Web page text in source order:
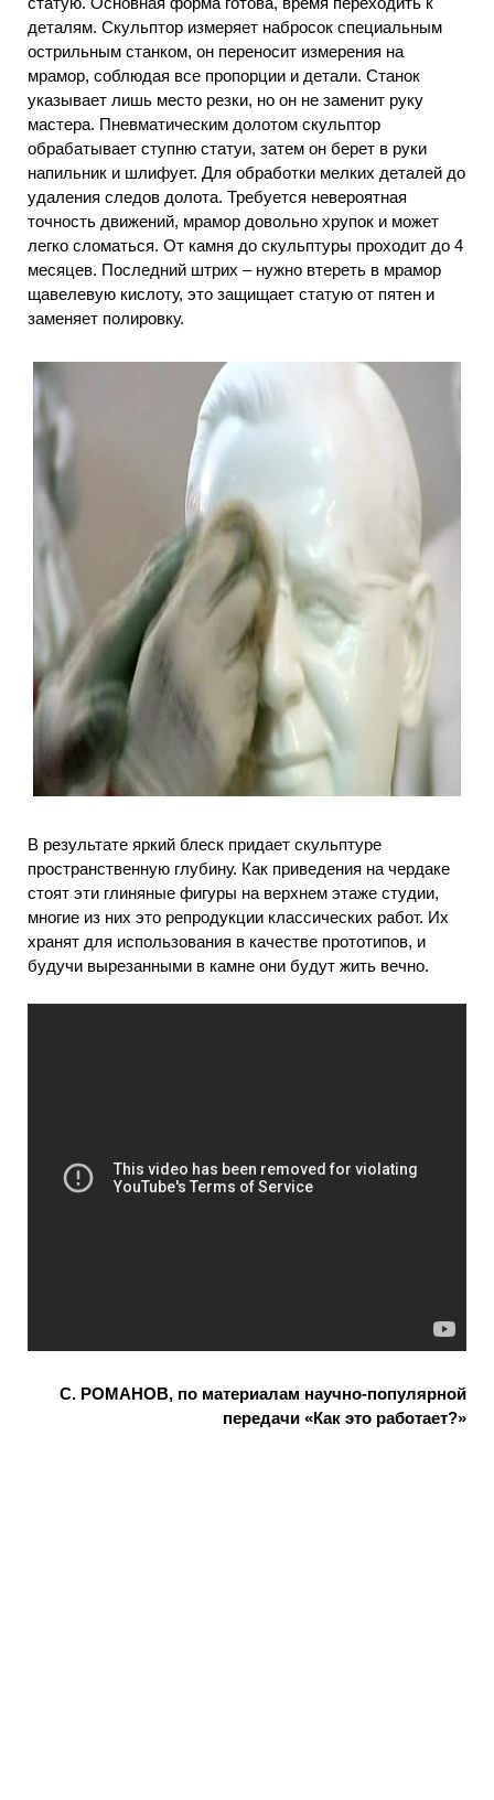
деталям. Скульптор измеряет набросок специальным
острильным станком, он переносит измерения на
мрамор, соблюдая все пропорции и детали. Станок
указывает лишь место резки, но он не заменит руку
мастера. Пневматическим долотом скульптор
обрабатывает ступню статуи, затем он берет в руки
напильник и шлифует. Для обработки мелких деталей до
удаления следов долота. Требуется невероятная
точность движений, мрамор довольно хрупок и может
легко сломаться. От камня до скульптуры проходит до 4
месяцев. Последний штрих – нужно втереть в мрамор
щавелевую кислоту, это защищает статую от пятен и
заменяет полировку.
В результате яркий блеск придает скульптуре
пространственную глубину. Как приведения на чердаке
стоят эти глиняные фигуры на верхнем этаже студии,
многие из них это репродукции классических работ. Их
хранят для использования в качестве прототипов, и
будучи вырезанными в камне они будут жить вечно.
С. РОМАНОВ, по материалам научно-популярной
передачи «Как это работает?»